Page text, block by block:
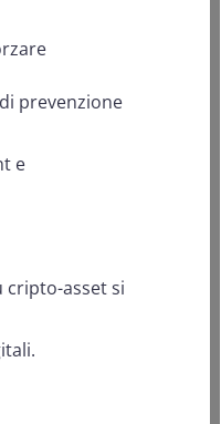
prevenzione
e
asset si